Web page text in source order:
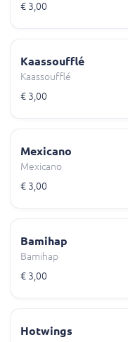
€ 3,00
Kaassoufflé
Kaassoufflé
€ 3,00
Mexicano
Mexicano
€ 3,00
Bamihap
Bamihap
€ 3,00
Hotwings